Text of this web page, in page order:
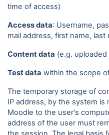
time of access)
Access data: Username,
mail address, first name,
Content data (e.g.
Test data within the scope
The temporary storage of
IP address, by the system
Moodle to the user's
address of the user must